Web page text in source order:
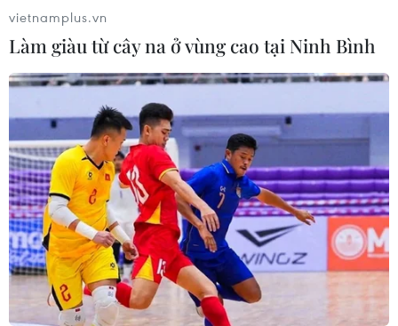
vietnamplus.vn
Làm giàu từ cây na ở vùng cao tại Ninh Bình